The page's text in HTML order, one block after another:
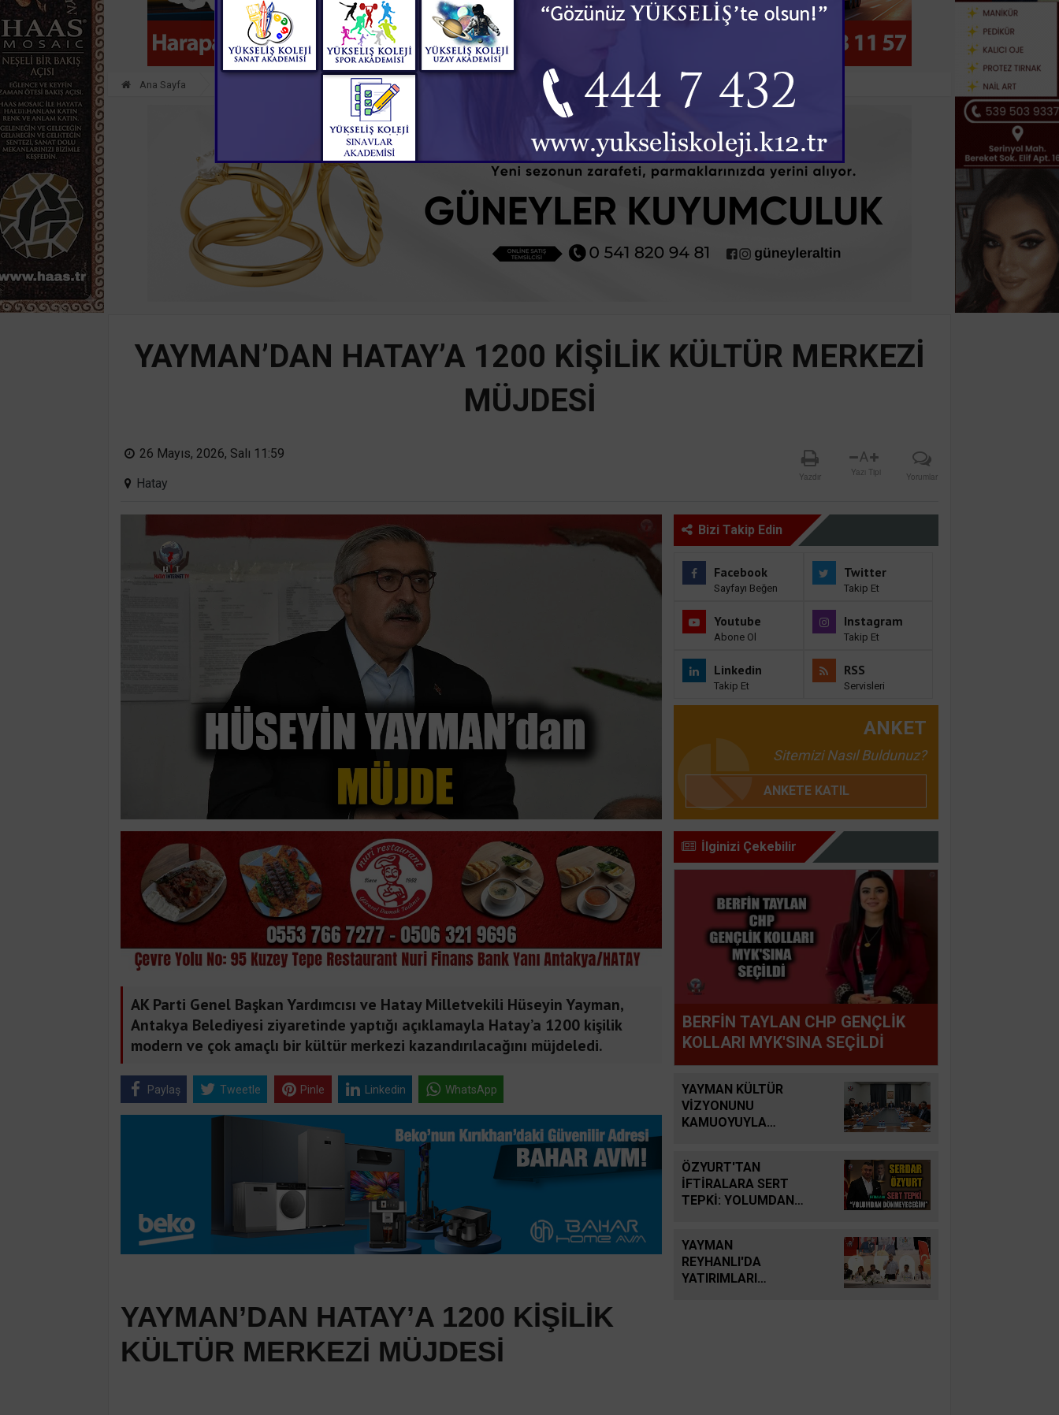
Ana Sayfa
YAYMAN’DAN HATAY’A 1200 KİŞİLİK KÜLTÜR MERKEZİ
MÜJDESİ
26 Mayıs, 2026, Salı 11:59
Hatay
Yazdır
A
Yazı Tipi Yorumlar
AK Parti Genel Başkan Yardımcısı ve Hatay Milletvekili Hüseyin Yayman,
Antakya Belediyesi ziyaretinde yaptığı açıklamayla Hatay’a 1200 kişilik
modern ve çok amaçlı bir kültür merkezi kazandırılacağını müjdeledi.
Paylaş Tweetle Pinle Linkedin WhatsApp
YAYMAN’DAN HATAY’A 1200 KİŞİLİK
KÜLTÜR MERKEZİ MÜJDESİ
Bizi Takip Edin
Facebook
Sayfayı Beğen
Twitter
Takip Et
Youtube
Abone Ol
Instagram
Takip Et
Linkedin
Takip Et
RSS
Servisleri
ANKET
Sitemizi Nasıl Buldunuz?
ANKETE KATIL
İlginizi Çekebilir
BERFİN TAYLAN CHP GENÇLİK
KOLLARI MYK'SINA SEÇİLDİ
YAYMAN KÜLTÜR
VİZYONUNU
KAMUOYUYLA
ÖZYURT'TAN
İFTİRALARA SERT
TEPKİ: YOLUMDAN
YAYMAN
REYHANLI'DA
YATIRIMLARI